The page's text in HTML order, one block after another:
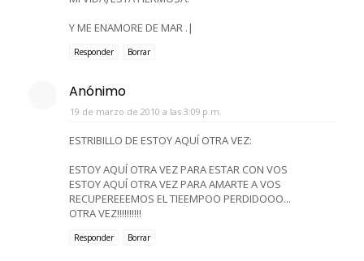
Y ME ENAMORE DE MAR .|
Responder Borrar
Anónimo
19 de marzo de 2010 a las 3:09 p.m.
ESTRIBILLO DE ESTOY AQUÍ OTRA VEZ:
ESTOY AQUÍ OTRA VEZ PARA ESTAR CON VOS
ESTOY AQUÍ OTRA VEZ PARA AMARTE A VOS
RECUPEREEEMOS EL TIEEMPOO PERDIDOOO...
OTRA VEZ!!!!!!!!!!
Responder Borrar